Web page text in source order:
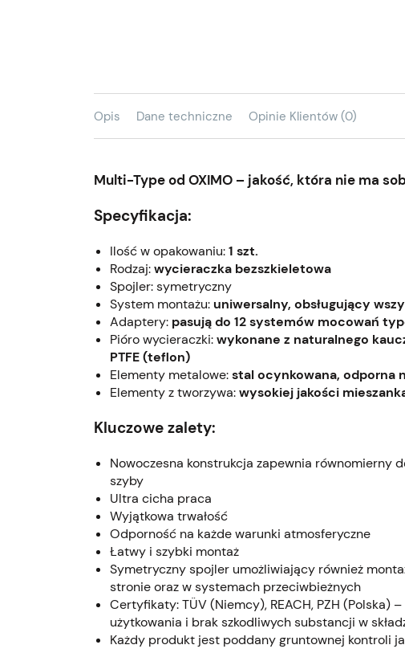
Opis Dane techniczne Opinie Klientów (0)
Multi-Type od OXIMO – jakość, która nie ma
Specyfikacja:
Ilość w opakowaniu:1 szt.
Rodzaj:wycieraczka bezszkieletowa
Spojler: symetryczny
System montażu: uniwersalny, obsługujący
Adaptery: pasują do 12 systemów mocowań
Pióro wycieraczki:wykonane z naturalnego
PTFE (teflon)
Elementy metalowe:stal ocynkowana, odporna
Elementy z tworzywa:wysokiej jakości
Kluczowe zalety:
Nowoczesna konstrukcja zapewnia równomierny
szyby
Ultra cicha praca
Wyjątkowa trwałość
Odporność na każde warunki atmosferyczne
Łatwy i szybki montaż
Symetryczny spojler umożliwiający również
stronie oraz w systemach przeciwbieżnych
Certyfikaty: TÜV (Niemcy), REACH, PZH (Polska)
użytkowania i brak szkodliwych substancji w
Każdy produkt jest poddany gruntownej kontroli